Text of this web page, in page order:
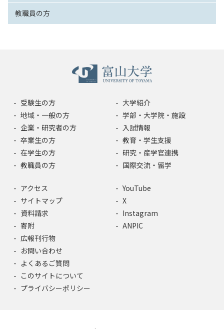
教職員の方
受験生の方
地域・一般の方
企業・研究者の方
卒業生の方
在学生の方
教職員の方
大学紹介
学部・大学院・施設
入試情報
教育・学生支援
研究・産学官連携
国際交流・留学
アクセス
サイトマップ
資料請求
寄附
広報刊行物
お問い合わせ
よくあるご質問
このサイトについて
プライバシーポリシー
YouTube
X
Instagram
ANPIC